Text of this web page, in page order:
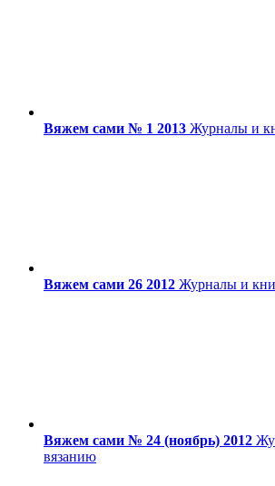
Вяжем сами № 1 2013 Журналы и
Вяжем сами 26 2012 Журналы и
Вяжем сами № 24 (ноябрь) 2012
вязанию